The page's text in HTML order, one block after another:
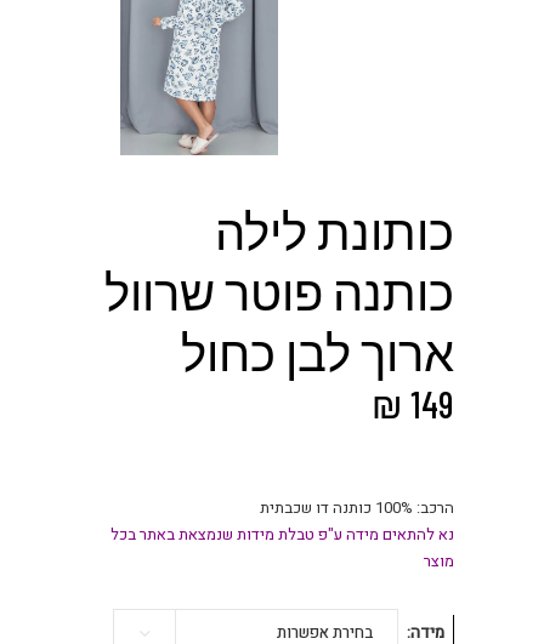
כותונת לילה
כותנה פוטר שרוול
ארוך לבן כחול
₪ 149
הרכב: 100% כותנה דו שכבתית
נא להתאים מידה ע"פ טבלת מידות שנמצאת באתר בכל
מוצר
מידה בחירת אפשרות